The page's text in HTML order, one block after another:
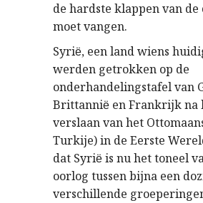
de hardste klappen van de
moet vangen.
Syrië, een land wiens
werden getrokken op de
onderhandelingstafel van
Brittannië en Frankrijk na
verslaan van het
Turkije) in de Eerste
dat Syrië is nu het toneel
oorlog tussen bijna een
verschillende